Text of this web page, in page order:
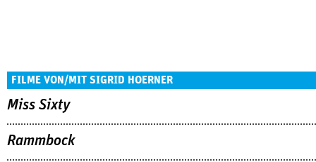
FILME VON/MIT SIGRID HOERNER
Miss Sixty
Rammbock